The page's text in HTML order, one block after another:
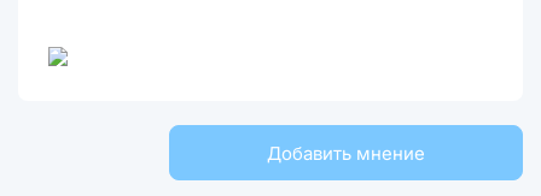
Добавить мнение